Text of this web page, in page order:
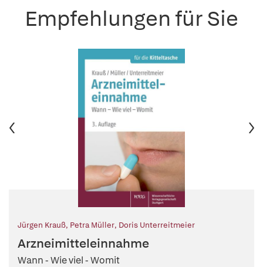
Empfehlungen für Sie
Jürgen Krauß, Petra Müller, Doris Unterreitmeier
Arzneimitteleinnahme
Wann - Wie viel - Womit